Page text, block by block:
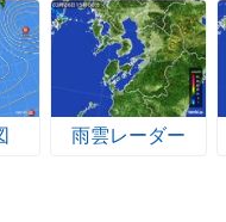
雨雲レーダー